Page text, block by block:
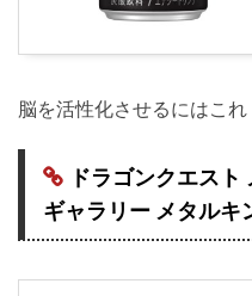
脳を活性化させるにはこれ
ドラゴンクエス
ギャラリー メタルキ